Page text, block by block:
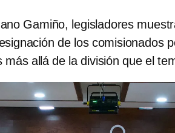
Gamiño, legisladores
de los comisionados
allá de la división que el